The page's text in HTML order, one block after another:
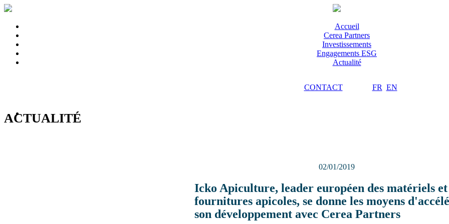
Accueil
Cerea Partners
Investissements
Engagements ESG
Actualité
CONTACT FR EN
ACTUALITÉ
02/01/2019
Icko Apiculture, leader européen des matériels et
fournitures apicoles, se donne les moyens
son développement avec Cerea Partners